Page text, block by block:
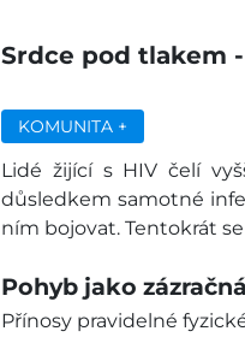
Srdce pod tlakem
KOMUNITA +
Lidé žijící s HIV čelí
důsledkem samotné
ním bojovat. Tentokrát
Pohyb jako
Přínosy pravidelné